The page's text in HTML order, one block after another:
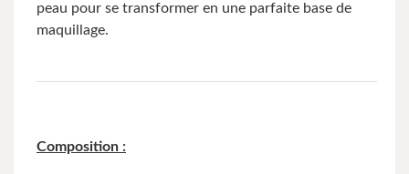
peau pour se transformer en une parfaite base de
maquillage.
Composition :